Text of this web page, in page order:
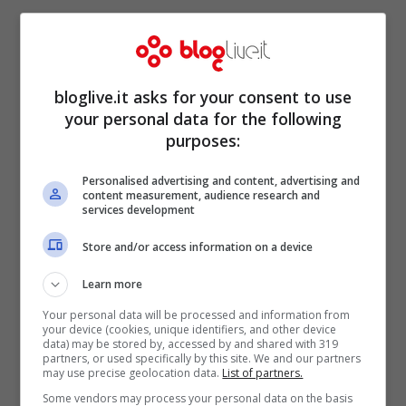
A tal proposito, il settimanale
un’indiscrezione legata proprio ai
guadagni che Giulia De Lellis riuscirebbe a
fare tramite Instagram, e stando a quanto
bloglive.it asks for your consent to use
your personal data for the following
purposes:
Personalised advertising and content, advertising and
content measurement, audience research and
services development
Store and/or access information on a device
Learn more
Your personal data will be processed and information from
your device (cookies, unique identifiers, and other device
data) may be stored by, accessed by and shared with 319
partners, or used specifically by this site. We and our partners
may use precise geolocation data. List of partners.
Some vendors may process your personal data on the basis